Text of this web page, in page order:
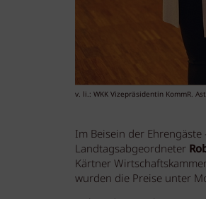
v. li.: WKK Vizepräsidentin KommR.
Im Beisein der
Landtagsabgeordneter
Kärtner
wurden die Preise unter